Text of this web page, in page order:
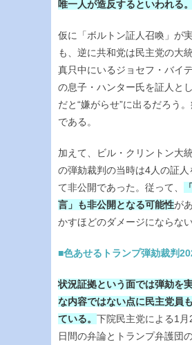
唯一人が造反するといわれる。
仮に「ボルトン証人召喚」が
も、逆に共和党は民主党の大
真只中にいるジョセフ・バイ
の息子・ハンター氏を証人と
だと“嫌がらせ”に出るだろう
である。
加えて、ビル・クリントン大
の弾劾裁判の当時は4人の証人
て非公開であった。従って、
言」も非公開となる可能性が
かすほどのダメージにならない
■色あせるトランプ弾劾裁判
状況証拠という面では弾劾を
な内容ではない点に民主党員
ている。 下院民主党による1月
日間の弁論とトランプ弁護団